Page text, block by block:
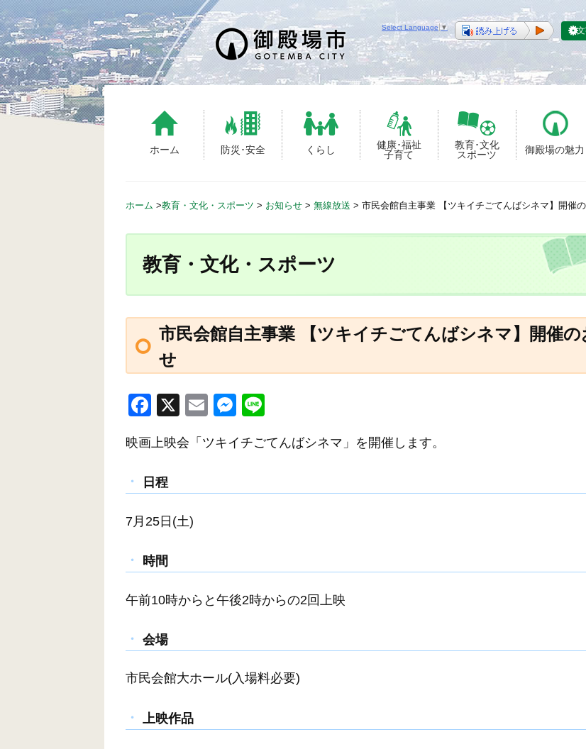
S
k
i
p
t
o
c
ホーム 防災･安全 くらし
健康･福祉
子育て
教育･文化
スポーツ
御殿場の魅力
Select Language ▼
ホーム >教育・文化・スポーツ > お知らせ > 無線放送 > 市民会館自主事業 【ツキイチごてんばシネマ】開催
教育・文化・スポーツ
市民会館自主事業 【ツキイチごてんばシネマ】開催の
せ
F
c
e
b
o
k
X
E
ail
M
ss
n
e
映画上映会「ツキイチごてんばシネマ」を開催します。
日程
7月25日(土)
時間
午前10時からと午後2時からの2回上映
会場
市民会館大ホール(入場料必要)
上映作品